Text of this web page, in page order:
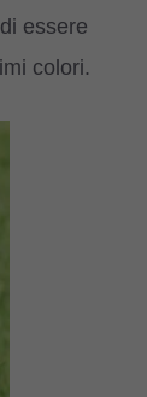
essere
colori.